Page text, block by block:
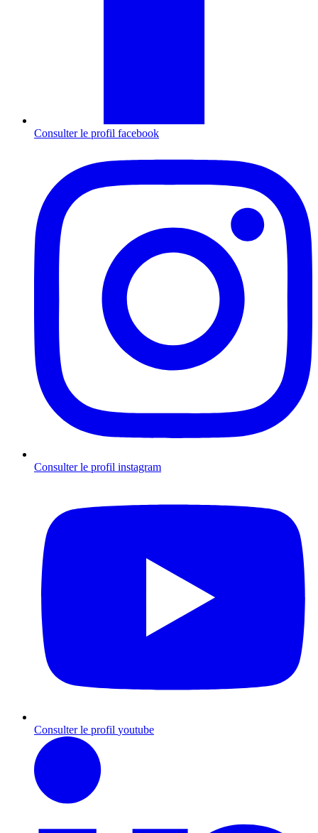
Consulter le profil facebook
Consulter le profil instagram
Consulter le profil youtube